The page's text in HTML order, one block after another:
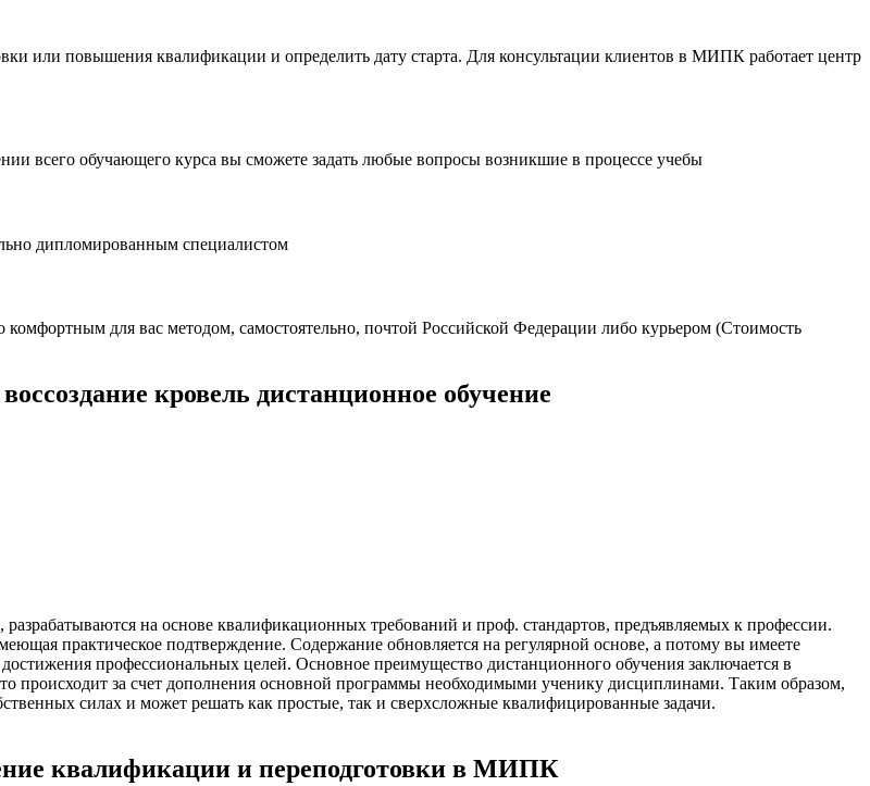
или повышения квалификации и определить дату старта. Для консультации клиентов в МИПК работает центр
всего обучающего курса вы сможете задать любые вопросы возникшие в процессе учебы
дипломированным специалистом
для вас методом, самостоятельно, почтой Российской Федерации либо курьером (Стоимость
кровель дистанционное обучение
на основе квалификационных требований и проф. стандартов, предъявляемых к профессии.
практическое подтверждение. Содержание обновляется на регулярной основе, а потому вы имеете
профессиональных целей. Основное преимущество дистанционного обучения заключается в
происходит за счет дополнения основной программы необходимыми ученику дисциплинами. Таким образом,
силах и может решать как простые, так и сверхсложные квалифицированные задачи.
квалификации и переподготовки в МИПК